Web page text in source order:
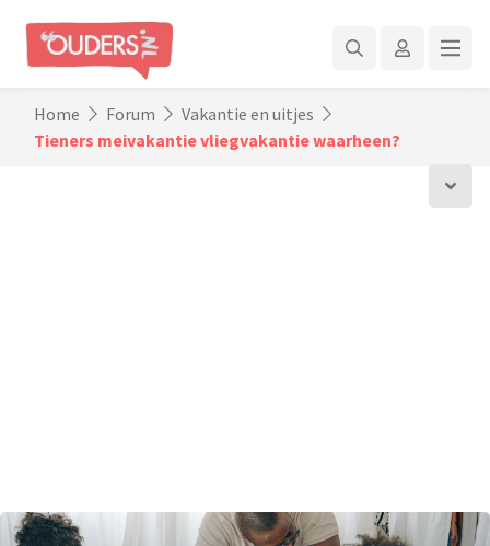
Home Forum
Vakantie en uitjes
Tieners meivakantie vliegvakantie waarheen?